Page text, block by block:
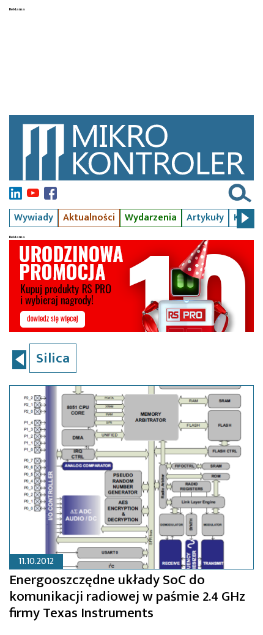
Wywiady Aktualności Wydarzenia Artykuły Kursy
Silica
11.10.2012
Energooszczędne układy SoC do
komunikacji radiowej w paśmie 2.4 GHz
firmy Texas Instruments